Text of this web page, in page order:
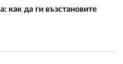
как да ги възстановите